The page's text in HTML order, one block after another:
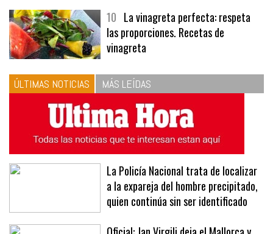
10 La vinagreta perfecta: respeta
las proporciones. Recetas de
vinagreta
ÚLTIMAS NOTICIAS MÁS LEÍDAS
La Policía Nacional trata de localizar
a la expareja del hombre precipitado,
quien continúa sin ser identificado